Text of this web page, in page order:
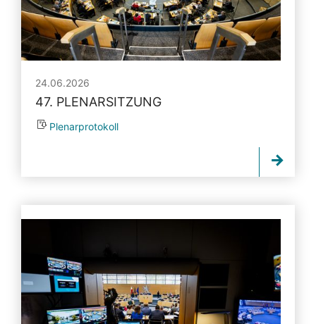
24.06.2026
47. PLENARSITZUNG
Plenarprotokoll